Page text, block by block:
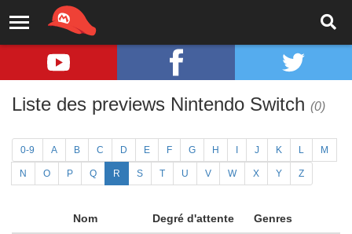
Liste des previews Nintendo Switch (0)
0-9 A B C D E F G H J K L M
N O P Q R S T U V W X Y Z
Nom Degré d'attente Genres